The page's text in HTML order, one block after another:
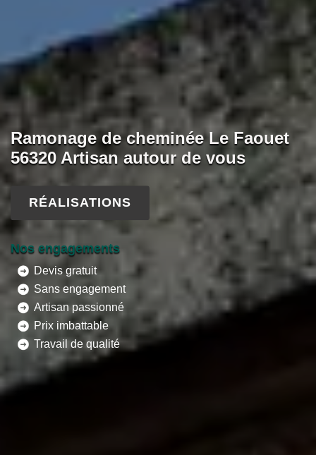
Ramonage de cheminée Le Faouet
56320 Artisan autour de vous
RÉALISATIONS
Nos engagements
Devis gratuit
Sans engagement
Artisan passionné
Prix imbattable
Travail de qualité